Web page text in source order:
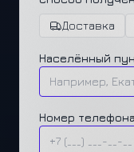
Доставка
Населённый
Номер